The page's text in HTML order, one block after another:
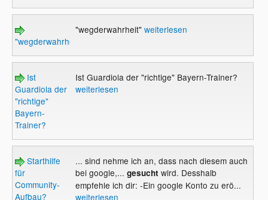
"wegderwahrheit"
"wegderwahrheit" weiterlesen
Ist
Guardiola der
"richtige"
Bayern-
Trainer?
Ist Guardiola der "richtige" Bayern-Trainer?
weiterlesen
Starthilfe
für
Community-
Aufbau?
... sind nehme ich an, dass nach diesem auch
bei google,... gesucht wird. Desshalb
empfehle ich dir: -Ein google Konto zu erö...
weiterlesen